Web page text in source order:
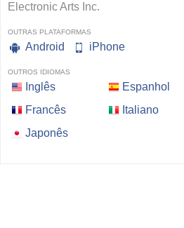
Electronic Arts Inc.
OUTRAS PLATAFORMAS
Android iPhone
OUTROS IDIOMAS
Inglês Espanhol
Francês
Italiano
Japonês